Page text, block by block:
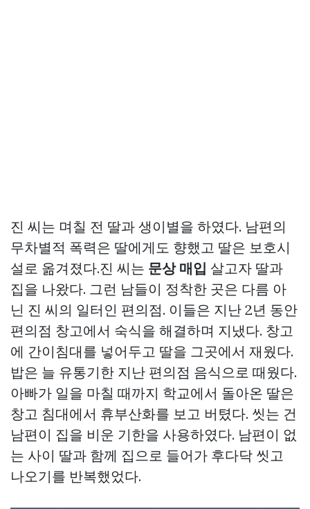
진 씨는 며칠 전 딸과 생이별을 하였다. 남편의
무차별적 폭력은 딸에게도 향했고 딸은 보호시
설로 옮겨졌다.진 씨는 문상 매입 살고자 딸과
집을 나왔다. 그런 남들이 정착한 곳은 다름 아
닌 진 씨의 일터인 편의점. 이들은 지난 2년 동안
편의점 창고에서 숙식을 해결하며 지냈다. 창고
에 간이침대를 넣어두고 딸을 그곳에서 재웠다.
밥은 늘 유통기한 지난 편의점 음식으로 때웠다.
아빠가 일을 마칠 때까지 학교에서 돌아온 딸은
창고 침대에서 휴부산화를 보고 버텼다. 씻는 건
남편이 집을 비운 기한을 사용하였다. 남편이 없
는 사이 딸과 함께 집으로 들어가 후다닥 씻고
나오기를 반복했었다.